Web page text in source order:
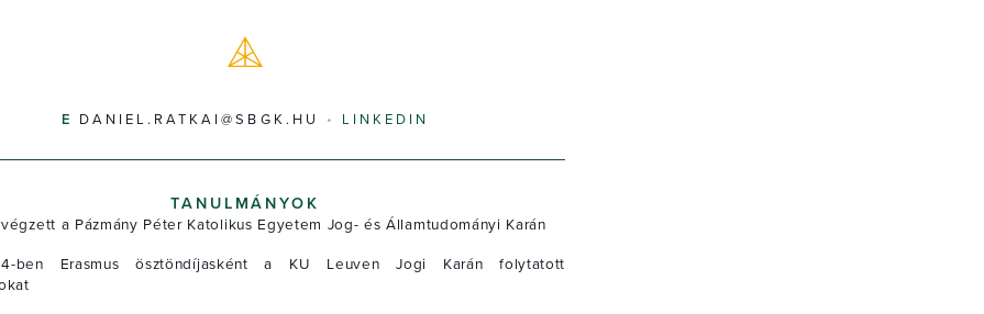
DANIEL.RATKAI@SBGK.HU LINKEDIN
TANULMÁNYOK
a Pázmány Péter Katolikus Egyetem Jog- és Államtudományi Karán
ben Erasmus ösztöndíjasként a KU Leuven Jogi Karán folytatott